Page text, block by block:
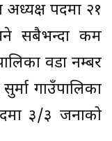
अध्यक्ष पदमा २१
सबैभन्दा कम
वडा नम्बर
गाउँपालिका
३/३ जनाको